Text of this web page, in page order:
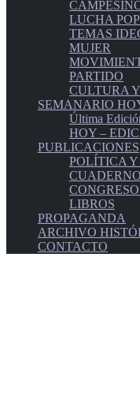
LUCHA
TEMAS
MUJER
PARTIDO
CULTURA
SEMANARIO
Última
HOY –
PUBLICACIONES
POLÍTICA
LIBROS
PROPAGANDA
ARCHIVO
CONTACTO